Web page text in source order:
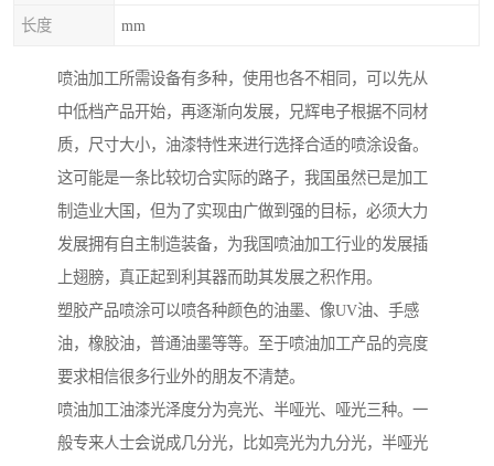
长度 mm
喷油加工所需设备有多种，使用也各不相同，可以先从
中低档产品开始，再逐渐向发展，兄辉电子根据不同材
质，尺寸大小，油漆特性来进行选择合适的喷涂设备。
这可能是一条比较切合实际的路子，我国虽然已是加工
制造业大国，但为了实现由广做到强的目标，必须大力
发展拥有自主制造装备，为我国喷油加工行业的发展插
上翅膀，真正起到利其器而助其发展之积作用。
塑胶产品喷涂可以喷各种颜色的油墨、像UV油、手感
油，橡胶油，普通油墨等等。至于喷油加工产品的亮度
要求相信很多行业外的朋友不清楚。
喷油加工油漆光泽度分为亮光、半哑光、哑光三种。一
般专来人士会说成几分光，比如亮光为九分光，半哑光